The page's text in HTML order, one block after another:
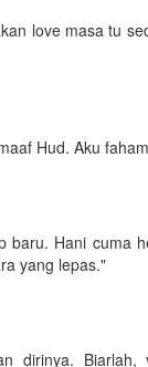
love masa tu
Hud. Aku
baru. Hani cuma
yang lepas."
dirinya.